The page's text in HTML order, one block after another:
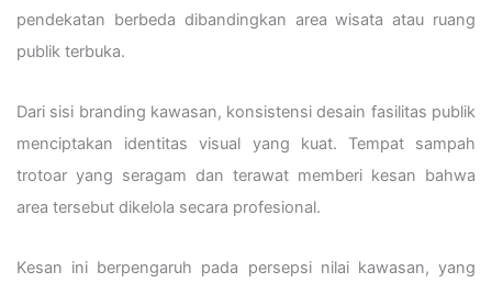
pendekatan berbeda dibandingkan area wisata atau ruang
publik terbuka.
Dari sisi branding kawasan, konsistensi desain fasilitas publik
menciptakan identitas visual yang kuat. Tempat sampah
trotoar yang seragam dan terawat memberi kesan bahwa
area tersebut dikelola secara profesional.
Kesan ini berpengaruh pada persepsi nilai kawasan, yang